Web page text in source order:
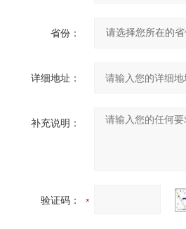
省份：
详细地址：
补充说明：
验证码：